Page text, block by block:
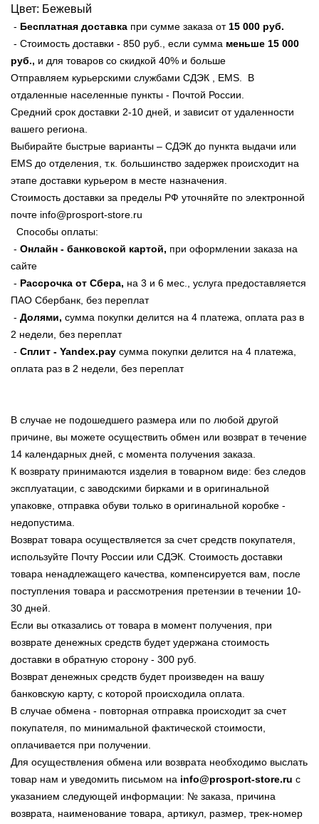
Цвет: Бежевый
- Бесплатная доставка при сумме заказа от15 000 руб.
- Стоимость доставки - 850 руб., если сумма меньше 15 000
руб., и для товаров со скидкой 40% и больше
Отправляем курьерскими службами СДЭК , EMS. В
отдаленные населенные пункты - Почтой России.
Средний срок доставки 2-10 дней, и зависит от удаленности
вашего региона.
Выбирайте быстрые варианты – СДЭК до пункта выдачи или
EMS до отделения, т.к. большинство задержек происходит на
этапе доставки курьером в месте назначения.
Стоимость доставки за пределы РФ уточняйте по электронной
почте info@prosport-store.ru
Способы оплаты:
- Онлайн - банковской картой, при оформлении заказа на
сайте
- Рассрочка от Сбера, на 3 и 6 мес., услуга предоставляется
ПАО Сбербанк, без переплат
- Долями, сумма покупки делится на 4 платежа, оплата раз в
2 недели, без переплат
- Сплит - Yandex.pay сумма покупки делится на 4 платежа,
оплата раз в 2 недели, без переплат
В случае не подошедшего размера или по любой другой
причине, вы можете осуществить обмен или возврат в течение
14 календарных дней, с момента получения заказа.
К возврату принимаются изделия в товарном виде: без следов
эксплуатации, с заводскими бирками и в оригинальной
упаковке, отправка обуви только в оригинальной коробке -
недопустима.
Возврат товара осуществляется за счет средств покупателя,
используйте Почту России или СДЭК. Стоимость доставки
товара ненадлежащего качества, компенсируется вам, после
поступления товара и рассмотрения претензии в течении 10-
30 дней.
Если вы отказались от товара в момент получения, при
возврате денежных средств будет удержана стоимость
доставки в обратную сторону - 300 руб.
Возврат денежных средств будет произведен на вашу
банковскую карту, с которой происходила оплата.
В случае обмена - повторная отправка происходит за счет
покупателя, по минимальной фактической стоимости,
оплачивается при получении.
Для осуществления обмена или возврата необходимо выслать
товар нам и уведомить письмом на info@prosport-store.ru с
указанием следующей информации: № заказа, причина
возврата, наименование товара, артикул, размер, трек-номер